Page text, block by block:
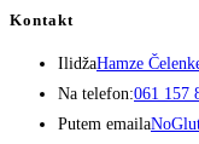
Kontakt
IlidžaHamze
Na telefon:061 157
Putem emaila